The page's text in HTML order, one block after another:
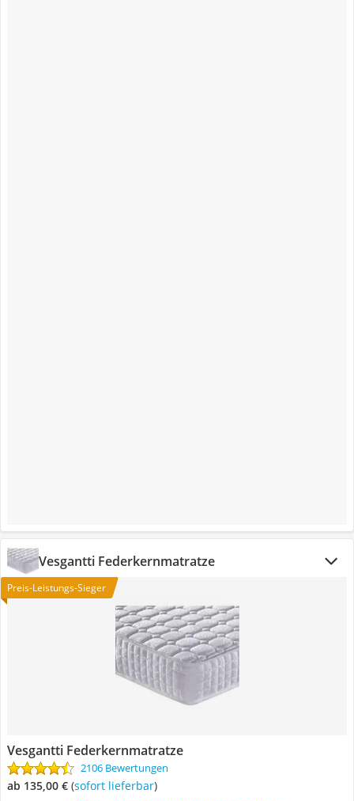
Vesgantti Federkernmatratze
Preis-Leistungs-Sieger
Vesgantti Federkernmatratze
2106 Bewertungen
ab 135,00 € ( Sofort lieferbar)